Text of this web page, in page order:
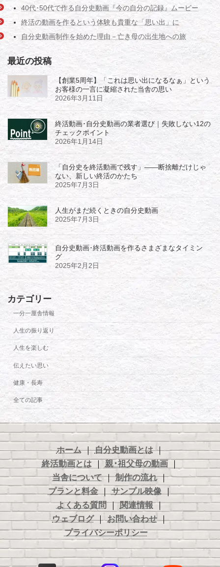
40代･50代で作る自分史動画『今の自分の記録』ムービー
終活の動画を作るという体験も貴重な「思い出」に
自分史動画制作を始めた理由－亡き母の出生地への旅
最近の投稿
【創業5周年】「これは思い出になるなぁ」という
お客様の一言に凝縮された当舎の思い
2026年3月11日
終活動画･自分史動画の業者選び｜失敗しない12の
チェックポイント
2026年1月14日
「自分史を終活動画で残す」――断捨離だけじゃ
ない、新しい終活のかたち
2025年7月3日
人生がまだ続くときの自分史動画
2025年7月3日
自分史動画･終活動画を作るさまざまなタイミン
グ
2025年2月2日
カテゴリー
一分一厘舎情報
人生の振り返り
人生を楽しむ
伝えたい思い
健康・長寿
全ての記事
ホーム｜自分史動画とは｜
終活動画とは｜ 親･祖父母の動画
当舎について｜制作の流れ｜
プランと料金｜サンプル映像｜
よくある質問｜関連情報｜
ウェブログ｜お問い合わせ｜
プライバシーポリシー